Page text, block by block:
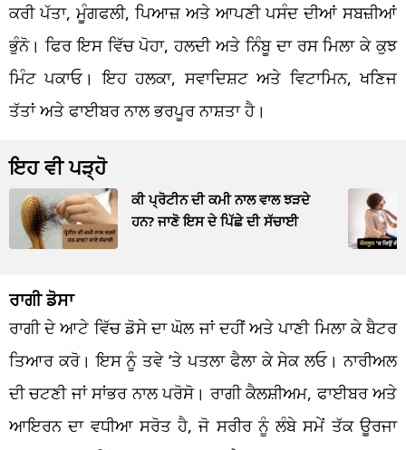
ਕਰੀ ਪੱਤਾ, ਮੂੰਗਫਲੀ, ਪਿਆਜ਼ ਅਤੇ ਆਪਣੀ ਪਸੰਦ ਦੀਆਂ ਸਬਜ਼ੀਆਂ
ਭੁੰਨੋ। ਫਿਰ ਇਸ ਵਿੱਚ ਪੋਹਾ, ਹਲਦੀ ਅਤੇ ਨਿੰਬੂ ਦਾ ਰਸ ਮਿਲਾ ਕੇ ਕੁਝ
ਮਿੰਟ ਪਕਾਓ। ਇਹ ਹਲਕਾ, ਸਵਾਦਿਸ਼ਟ ਅਤੇ ਵਿਟਾਮਿਨ, ਖਣਿਜ
ਤੱਤਾਂ ਅਤੇ ਫਾਈਬਰ ਨਾਲ ਭਰਪੂਰ ਨਾਸ਼ਤਾ ਹੈ।
ਇਹ ਵੀ ਪੜ੍ਹੋ
ਕੀ ਪ੍ਰੋਟੀਨ ਦੀ ਕਮੀ ਨਾਲ ਵਾਲ ਝੜਦੇ
ਹਨ? ਜਾਣੋ ਇਸ ਦੇ ਪਿੱਛੇ ਦੀ ਸੱਚਾਈ
ਰਾਗੀ ਡੋਸਾ
ਰਾਗੀ ਦੇ ਆਟੇ ਵਿੱਚ ਡੋਸੇ ਦਾ ਘੋਲ ਜਾਂ ਦਹੀਂ ਅਤੇ ਪਾਣੀ ਮਿਲਾ ਕੇ ਬੈਟਰ
ਤਿਆਰ ਕਰੋ। ਇਸ ਨੂੰ ਤਵੇ ‘ਤੇ ਪਤਲਾ ਫੈਲਾ ਕੇ ਸੇਕ ਲਓ। ਨਾਰੀਅਲ
ਦੀ ਚਟਣੀ ਜਾਂ ਸਾਂਭਰ ਨਾਲ ਪਰੋਸੋ। ਰਾਗੀ ਕੈਲਸ਼ੀਅਮ, ਫਾਈਬਰ ਅਤੇ
ਆਇਰਨ ਦਾ ਵਧੀਆ ਸਰੋਤ ਹੈ, ਜੋ ਸਰੀਰ ਨੂੰ ਲੰਬੇ ਸਮੇਂ ਤੱਕ ਊਰਜਾ